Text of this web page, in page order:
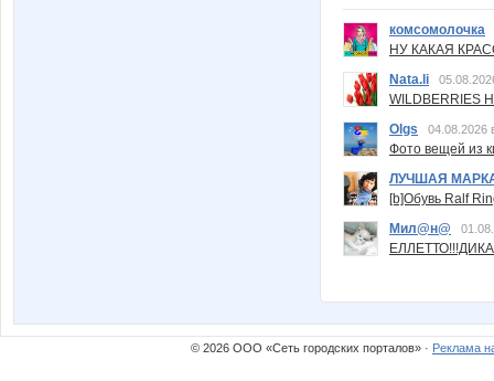
комсомолочка
НУ КАКАЯ
Nata.li
Olgs
04.08.2026
Фото вещей из
ЛУЧШАЯ
[b]Обувь Ralf
Мил@н@
© 2026 ООО «Сеть городских порталов» · Реклама